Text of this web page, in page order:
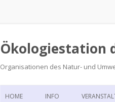
Ökologiestation
Organisationen des Natur- und
HOME INFO